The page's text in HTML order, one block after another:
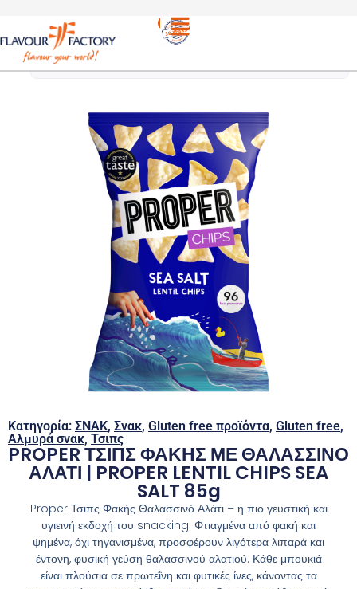
Σνακ / PROPER ΤΣΙΠΣ ΦΑΚΗΣ ΜΕ ΘΑΛΑΣΣΙΝΟ
ΑΛΑΤΙ | PROPER LENTIL CHIPS SEA SALT 85g
Κατηγορία: ΣΝΑΚ, Σνακ, Gluten free προϊόντα, Gluten free,
Αλμυρά σνακ, Τσιπς
PROPER ΤΣΙΠΣ ΦΑΚΗΣ ΜΕ ΘΑΛΑΣΣΙΝΟ
ΑΛΑΤΙ | PROPER LENTIL CHIPS SEA
SALT 85g
Proper Τσιπς Φακής Θαλασσινό Αλάτι – η πιο γευστική και
υγιεινή εκδοχή του snacking. Φτιαγμένα από φακή και
ψημένα, όχι τηγανισμένα, προσφέρουν λιγότερα λιπαρά και
έντονη, φυσική γεύση θαλασσινού αλατιού. Κάθε μπουκιά
είναι πλούσια σε πρωτεΐνη και φυτικές ίνες, κάνοντας τα